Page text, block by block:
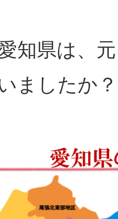
知県は、
ましたか？